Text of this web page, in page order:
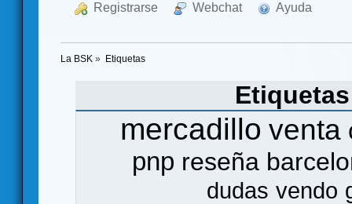
Registrarse Webchat Ayuda
La BSK » Etiquetas
mercadillo venta
pnp reseña
dudas vendo